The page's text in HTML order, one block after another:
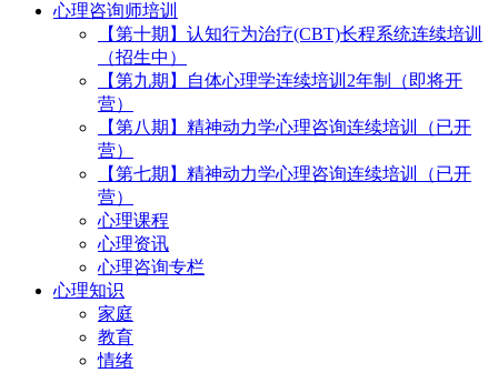
心理咨询师培训
【第十期】认知行为治疗(CBT)长程系统连续培训
（招生中）
【第九期】自体心理学连续培训2年制（即将开
营）
【第八期】精神动力学心理咨询连续培训（已开
营）
【第七期】精神动力学心理咨询连续培训（已开
营）
心理课程
心理资讯
心理咨询专栏
心理知识
家庭
教育
情绪